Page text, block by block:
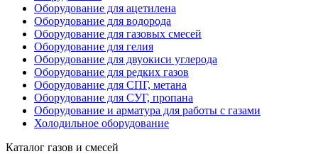
Оборудование для ацетилена
Оборудование для водорода
Оборудование для газовых смесей
Оборудование для гелия
Оборудование для двуокиси углерода
Оборудование для редких газов
Оборудование для СПГ, метана
Оборудование для СУГ, пропана
Оборудование и арматура для работы с газами
Холодильное оборудование
Каталог газов и смесей